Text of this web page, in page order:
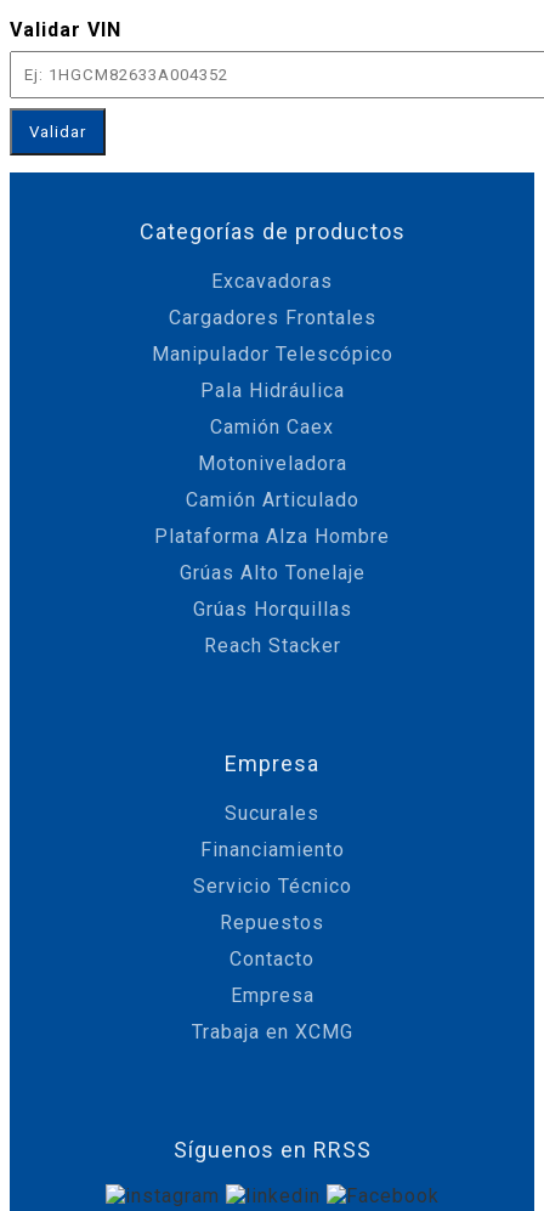
Validar VIN
Validar
Categorías de productos
Excavadoras
Cargadores Frontales
Manipulador Telescópico
Pala Hidráulica
Camión Caex
Motoniveladora
Camión Articulado
Plataforma Alza Hombre
Grúas Alto Tonelaje
Grúas Horquillas
Reach Stacker
Empresa
Sucurales
Financiamiento
Servicio Técnico
Repuestos
Contacto
Empresa
Trabaja en XCMG
Síguenos en RRSS